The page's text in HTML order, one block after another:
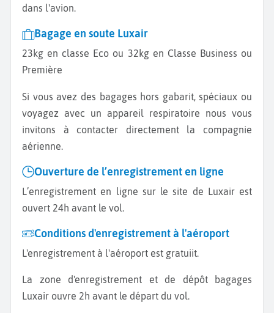
dans l'avion.
Bagage en soute Luxair
23kg en classe Eco ou 32kg en Classe Business ou
Première
Si vous avez des bagages hors gabarit, spéciaux ou
voyagez avec un appareil respiratoire nous vous
invitons à contacter directement la compagnie
aérienne.
Ouverture de l’enregistrement en ligne
L’enregistrement en ligne sur le site de Luxair est
ouvert 24h avant le vol.
Conditions d'enregistrement à l'aéroport
L'enregistrement à l'aéroport est gratuiit.
La zone d'enregistrement et de dépôt bagages
Luxair ouvre 2h avant le départ du vol.